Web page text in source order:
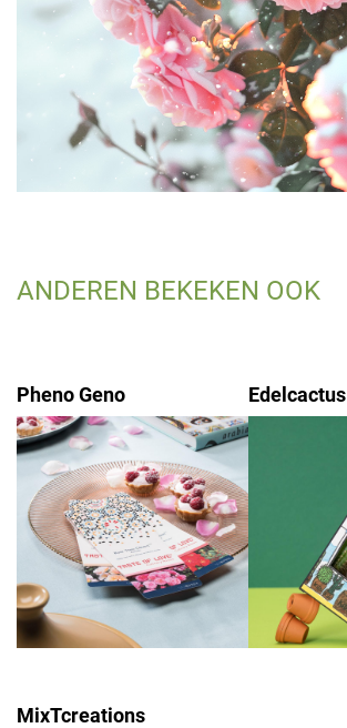
ANDEREN BEKEKEN OOK
Pheno Geno Edelcactus
MixTcreations